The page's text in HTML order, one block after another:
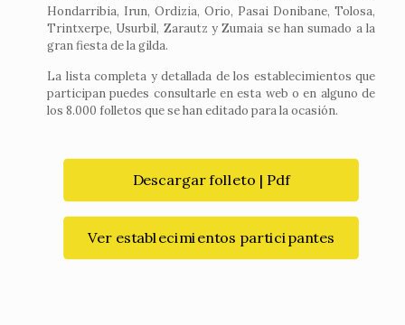
Hondarribia, Irun, Ordizia, Orio, Pasai Donibane, Tolosa,
Trintxerpe, Usurbil, Zarautz y Zumaia se han sumado a la
gran fiesta de la gilda.
La lista completa y detallada de los establecimientos que
participan puedes consultarle en esta web o en alguno de
los 8.000 folletos que se han editado para la ocasión.
Descargar folleto | Pdf
Ver establecimientos participantes